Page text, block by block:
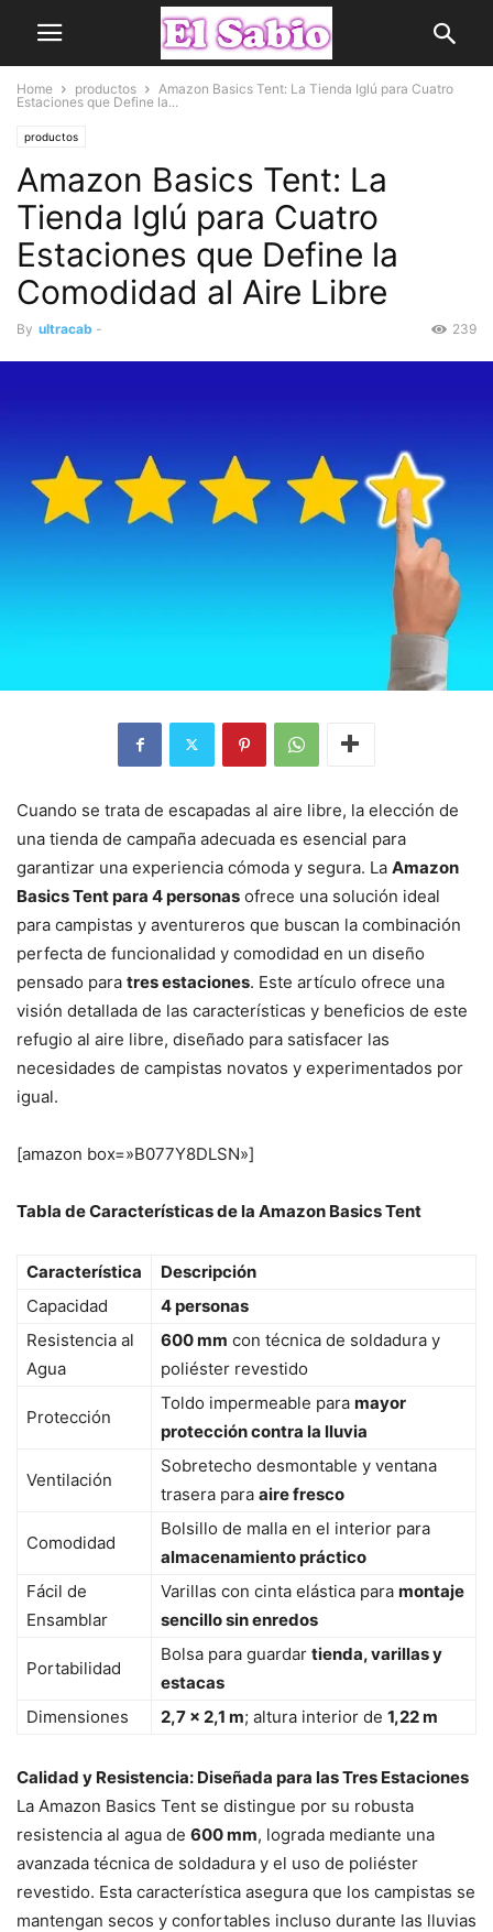
Home productos
Amazon Basics Tent: La Tienda Iglú para Cuatro
Estaciones que Define la...
productos
Amazon Basics Tent: La
Tienda Iglú para Cuatro
Estaciones que Define la
Comodidad al Aire Libre
By ultracab - 239
Cuando se trata de escapadas al aire libre, la elección de
una tienda de campaña adecuada es esencial para
garantizar una experiencia cómoda y segura. La Amazon
Basics Tent para 4 personas ofrece una solución ideal
para campistas y aventureros que buscan la combinación
perfecta de funcionalidad y comodidad en un diseño
pensado para tres estaciones. Este artículo ofrece una
visión detallada de las características y beneficios de este
refugio al aire libre, diseñado para satisfacer las
necesidades de campistas novatos y experimentados por
igual.
[amazon box=»B077Y8DLSN»]
Tabla de Características de la Amazon Basics Tent
Característica
Descripción
Capacidad
4 personas
Resistencia al
Agua
600 mm con técnica de soldadura y
poliéster revestido
Protección
Toldo impermeable para mayor
protección contra la lluvia
Ventilación
Sobretecho desmontable y ventana
trasera para aire fresco
Comodidad
Bolsillo de malla en el interior para
almacenamiento práctico
Fácil de
Ensamblar
Varillas con cinta elástica para montaje
sencillo sin enredos
Portabilidad
Bolsa para guardar tienda, varillas y
estacas
Dimensiones
2,7 x 2,1 m; altura interior de 1,22 m
Calidad y Resistencia: Diseñada para las Tres Estaciones
La Amazon Basics Tent se distingue por su robusta
resistencia al agua de 600 mm, lograda mediante una
avanzada técnica de soldadura y el uso de poliéster
revestido. Esta característica asegura que los campistas se
mantengan secos y confortables incluso durante las lluvias